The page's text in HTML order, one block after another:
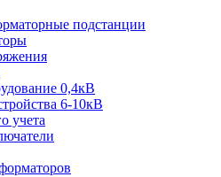
подстанции
0,4кВ
6-10кВ
учета